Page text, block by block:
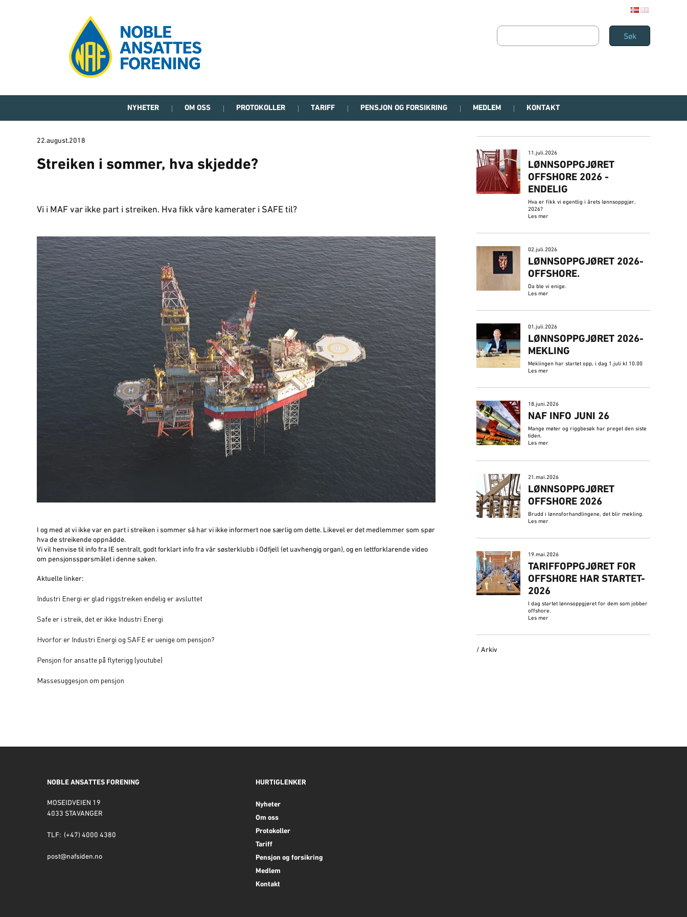
NYHETER OM OSS PROTOKOLLER TARIFF PENSJON OG FORSIKRING MEDLEM KONTAKT
22.august.2018
Streiken i sommer, hva skjedde?
Vi i MAF var ikke part i streiken. Hva fikk våre kamerater i SAFE til?
I og med at vi ikke var en part i streiken i sommer så har vi ikke informert noe særlig om dette. Likevel er det medlemmer som spør
hva de streikende oppnådde.
Vi vil henvise til info fra IE sentralt, godt forklart info fra vår søsterklubb i Odfjell (et uavhengig organ), og en lettforklarende video
om pensjonsspørsmålet i denne saken.
Aktuelle linker:
Industri Energi er glad riggstreiken endelig er avsluttet
Safe er i streik, det er ikke Industri Energi
Hvorfor er Industri Energi og SAFE er uenige om pensjon?
Pensjon for ansatte på flyterigg (youtube)
Massesuggesjon om pensjon
11.juli.2026
LØNNSOPPGJØRET
OFFSHORE 2026 -
ENDELIG
Hva er fikk vi egentlig i årets lønnsoppgjør,
2026?
Les mer
02.juli.2026
​LØNNSOPPGJØRET 2026-
OFFSHORE.
Da ble vi enige.
Les mer
01.juli.2026
LØNNSOPPGJØRET 2026-
MEKLING
Meklingen har startet opp, i dag 1.juli kl 10.00
Les mer
18.juni.2026
NAF INFO JUNI 26
Mange møter og riggbesøk har preget den siste
tiden.
Les mer
21.mai.2026
LØNNSOPPGJØRET
OFFSHORE 2026
Brudd i lønnsforhandlingene, det blir mekling.
Les mer
19.mai.2026
​TARIFFOPPGJØRET FOR
OFFSHORE HAR STARTET-
2026
I dag startet lønnsoppgjøret for dem som jobber
offshore.
Les mer
/ Arkiv
NOBLE ANSATTES FORENING
MOSEIDVEIEN 19
4033 STAVANGER
TLF: (+47) 4000 4380
post@nafsiden.no
HURTIGLENKER
Nyheter
Om oss
Protokoller
Tariff
Pensjon og forsikring
Medlem
Kontakt